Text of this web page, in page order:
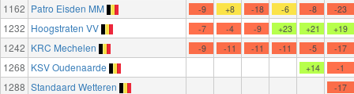
1162 Patro Eisden MM -9 +8 -18 -6 -8 -23
1232 Hoogstraten VV -7 -4 -9 +23 +21 +19
1242 KRC Mechelen -9 -11 -11 -11 -5 -17
1268 KSV Oudenaarde +14 -1
1288 Standaard Wetteren -17